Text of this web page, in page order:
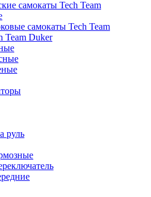
самокаты Tech Team
самокаты Tech Team
Team Duker
руль